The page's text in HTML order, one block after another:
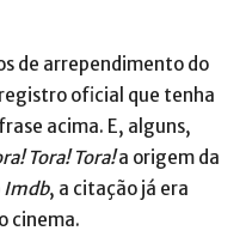
de arrependimento do
oficial que tenha
acima. E, alguns,
Tora! Tora!a origem da
Imdb, a citação já era
cinema.